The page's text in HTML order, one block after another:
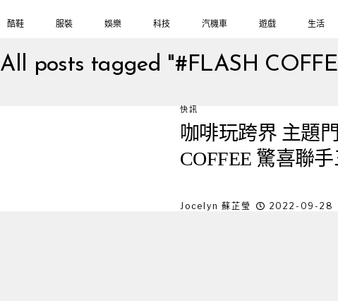
酷鞋 服裝 娛樂 科技 汽機車 遊戲 生活
All posts tagged "#FLASH
快訊
咖啡玩跨界 主題
COFFEE 驚喜聯
Jocelyn 蘇芷瑩 2022-09-28